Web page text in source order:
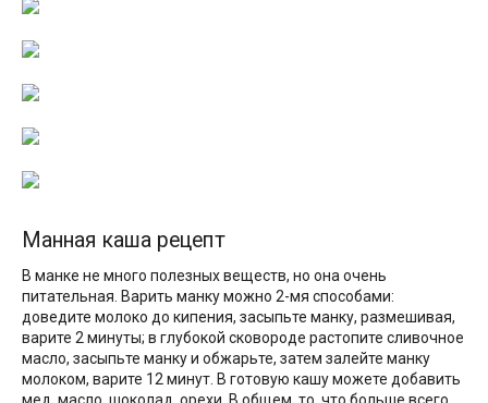
Манная каша рецепт
В манке не много полезных веществ, но она очень
питательная. Варить манку можно 2-мя способами:
доведите молоко до кипения, засыпьте манку, размешивая,
варите 2 минуты; в глубокой сковороде растопите сливочное
масло, засыпьте манку и обжарьте, затем залейте манку
молоком, варите 12 минут. В готовую кашу можете добавить